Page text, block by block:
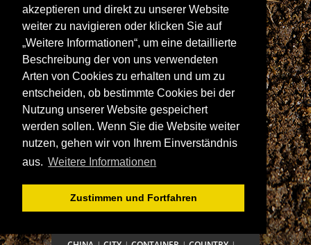
akzeptieren und direkt zu unserer Website
weiter zu navigieren oder klicken Sie auf
„Weitere Informationen“, um eine detaillierte
Beschreibung der von uns verwendeten
Arten von Cookies zu erhalten und um zu
entscheiden, ob bestimmte Cookies bei der
Nutzung unserer Website gespeichert
werden sollen. Wenn Sie die Website weiter
nutzen, gehen wir von Ihrem Einverständnis
aus. Weitere Informationen
Zustimmen und Fortfahren
SITEMAP
Aktuelles & Presse
Kontakt
MÖBEL
ADANA BANDUNG BARK
BOMBAY